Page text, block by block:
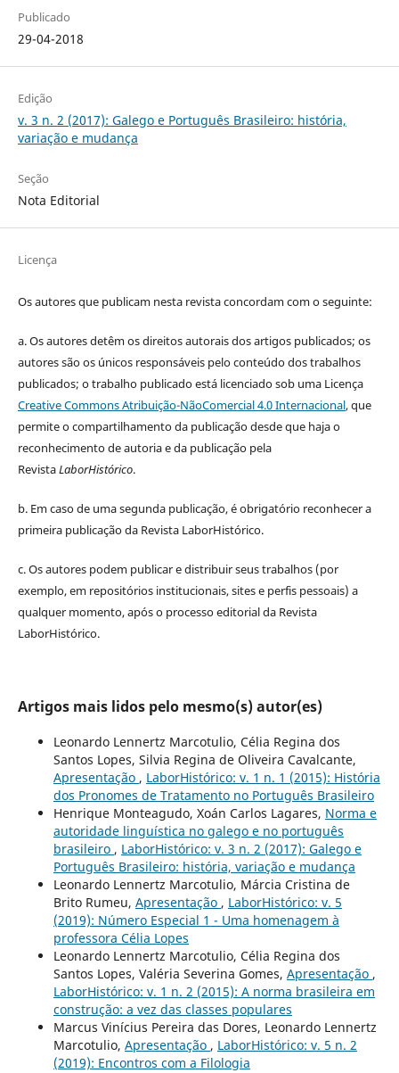
Publicado
29-04-2018
Edição
v. 3 n. 2 (2017): Galego e Português Brasileiro: história,
variação e mudança
Seção
Nota Editorial
Licença
Os autores que publicam nesta revista concordam com o seguinte:
a.Os autores detêm os direitos autorais dos artigos publicados; os
autores são os únicos responsáveis pelo conteúdo dos trabalhos
publicados; o trabalho publicado está licenciado sob uma Licença
Creative Commons Atribuição-NãoComercial 4.0 Internacional, que
permite o compartilhamento da publicação desde que haja o
reconhecimento de autoria e da publicação pela
RevistaLaborHistórico.
b. Em caso de uma segunda publicação, é obrigatório reconhecer a
primeira publicação da Revista LaborHistórico.
c. Os autores podem publicar e distribuir seus trabalhos (por
exemplo, em repositórios institucionais, sites e perfis pessoais) a
qualquer momento, após o processo editorial da Revista
LaborHistórico.
Artigos mais lidos pelo mesmo(s) autor(es)
Leonardo Lennertz Marcotulio, Célia Regina dos
Santos Lopes, Silvia Regina de Oliveira Cavalcante,
Apresentação , LaborHistórico: v. 1 n. 1 (2015): História
dos Pronomes de Tratamento no Português Brasileiro
Henrique Monteagudo, Xoán Carlos Lagares, Norma e
autoridade linguística no galego e no português
brasileiro , LaborHistórico: v. 3 n. 2 (2017): Galego e
Português Brasileiro: história, variação e mudança
Leonardo Lennertz Marcotulio, Márcia Cristina de
Brito Rumeu, Apresentação , LaborHistórico: v. 5
(2019): Número Especial 1 - Uma homenagem à
professora Célia Lopes
Leonardo Lennertz Marcotulio, Célia Regina dos
Santos Lopes, Valéria Severina Gomes, Apresentação ,
LaborHistórico: v. 1 n. 2 (2015): A norma brasileira em
construção: a vez das classes populares
Marcus Vinícius Pereira das Dores, Leonardo Lennertz
Marcotulio, Apresentação , LaborHistórico: v. 5 n. 2
(2019): Encontros com a Filologia